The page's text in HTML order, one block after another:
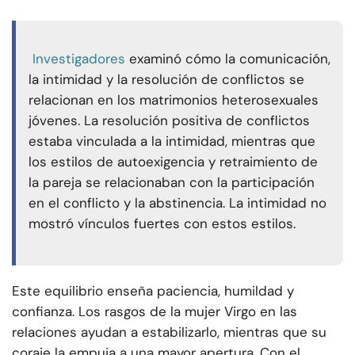
Investigadores examinó cómo la comunicación,
la intimidad y la resolución de conflictos se
relacionan en los matrimonios heterosexuales
jóvenes. La resolución positiva de conflictos
estaba vinculada a la intimidad, mientras que
los estilos de autoexigencia y retraimiento de
la pareja se relacionaban con la participación
en el conflicto y la abstinencia. La intimidad no
mostró vínculos fuertes con estos estilos.
Este equilibrio enseña paciencia, humildad y
confianza. Los rasgos de la mujer Virgo en las
relaciones ayudan a estabilizarlo, mientras que su